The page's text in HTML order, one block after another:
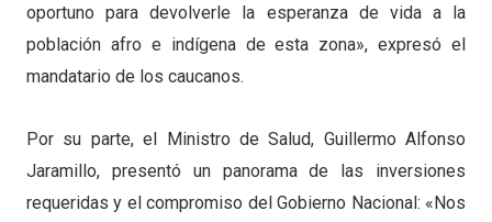
oportuno para devolverle la esperanza de vida a la
población afro e indígena de esta zona», expresó el
mandatario de los caucanos.
Por su parte, el Ministro de Salud, Guillermo Alfonso
Jaramillo, presentó un panorama de las inversiones
requeridas y el compromiso del Gobierno Nacional: «Nos